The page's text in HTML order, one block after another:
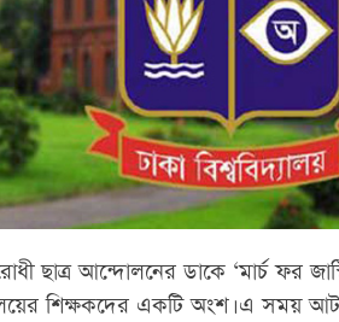
ছাত্র আন্দোলনের ডাকে ‘মার্চ ফর
শিক্ষকদের একটি অংশ। এ সময়